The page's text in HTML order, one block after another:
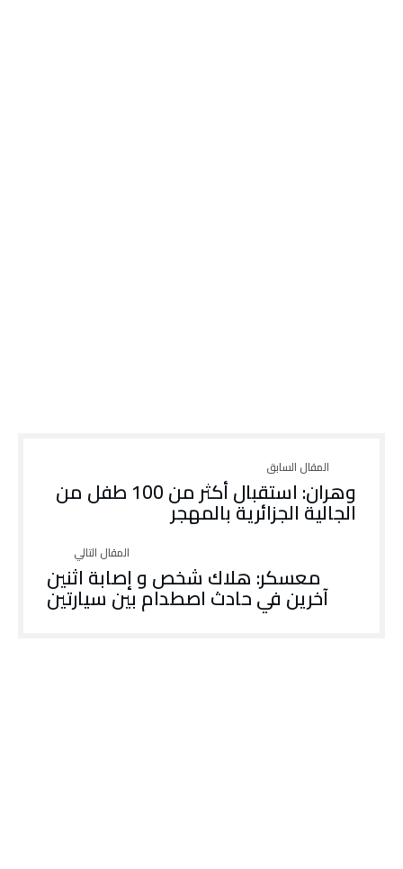
وهران: استقبال أكثر من 100 طفل من
الجالية الجزائرية بالمهجر
معسكر: هلاك شخص و إصابة اثنين
آخرين في حادث اصطدام بين سيارتين